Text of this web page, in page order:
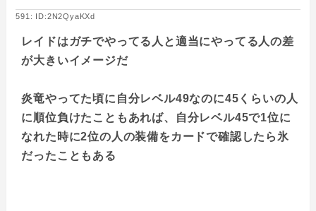
591: ID:2N2QyaKXd
レイドはガチでやってる人と適当にやってる人の差
が大きいイメージだ
炎竜やってた頃に自分レベル49なのに45くらいの人
に順位負けたこともあれば、自分レベル45で1位に
なれた時に2位の人の装備をカードで確認したら氷
だったこともある